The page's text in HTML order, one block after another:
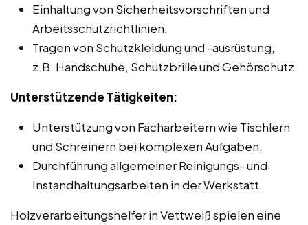
Einhaltung von Sicherheitsvorschriften und
Arbeitsschutzrichtlinien.
Tragen von Schutzkleidung und -ausrüstung,
z.B. Handschuhe, Schutzbrille und Gehörschutz.
Unterstützende Tätigkeiten:
Unterstützung von Facharbeitern wie Tischlern
und Schreinern bei komplexen Aufgaben.
Durchführung allgemeiner Reinigungs- und
Instandhaltungsarbeiten in der Werkstatt.
Holzverarbeitungshelfer in Vettweiß spielen eine